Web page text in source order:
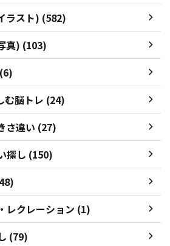
ラスト) (582)
真) (103)
む脳トレ (24)
さ違い (27)
探し (150)
レクレーション (1)
(79)